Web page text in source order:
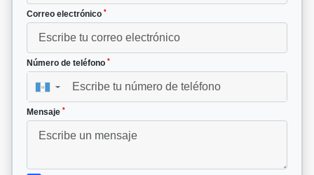
Correo electrónico *
Número de teléfono *
▼
Mensaje *